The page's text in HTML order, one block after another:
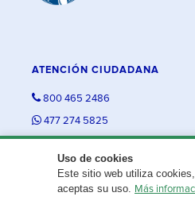
Uso de cookies
Este sitio web utiliza
aceptas su uso. Más
ATENCIÓN CIUDADANA
800 465 2486
477 274 5825
¿Existe algún problema con esta